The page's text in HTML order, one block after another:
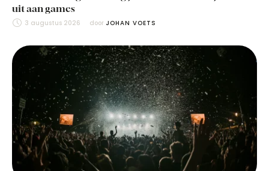
uit aan games
3 augustus 2026 door JOHAN VOETS